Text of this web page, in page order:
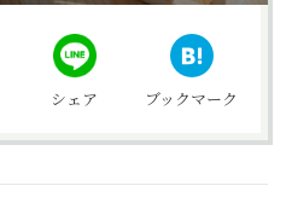
シェア ブックマーク